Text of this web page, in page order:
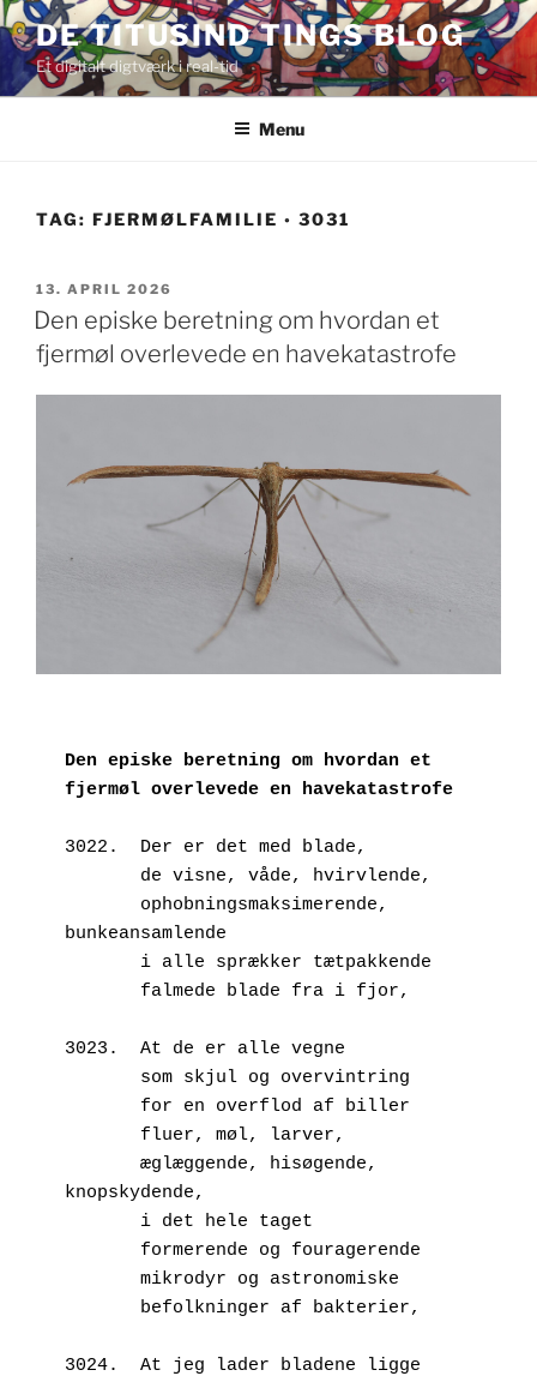
Videre
til
indhold
DE TITUSIND TINGS BLOG
Et digitalt digtværk i real-tid
Menu
TAG: FJERMØLFAMILIE ◦ 3031
UDGIVET
DEN
13. APRIL 2026
Den episke beretning om hvordan et
fjermøl overlevede en havekatastrofe
Den episke beretning om hvordan et
fjermøl overlevede en havekatastrofe
3022.  Der er det med blade,
       de visne, våde, hvirvlende,
bunkeansamlende
       i alle sprækker tætpakkende
       falmede blade fra i fjor,
3023.  At de er alle vegne
       som skjul og overvintring
       for en overflod af biller
       fluer, møl, larver,
knopskydende,
       i det hele taget
       formerende og fouragerende
       mikrodyr og astronomiske
       befolkninger af bakterier,
3024.  At jeg lader bladene ligge